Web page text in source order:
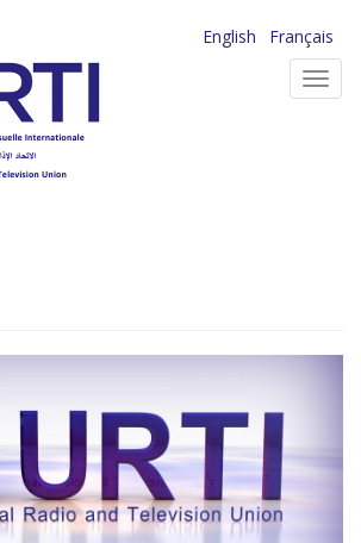
English
Français